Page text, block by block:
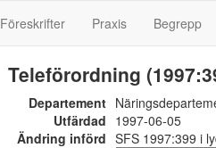
Föreskrifter Praxis Begrepp
Teleförordning
Departement
Utfärdad 1997-06-05
Ändring införd SFS 1997:399 i